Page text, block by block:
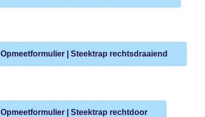
Opmeetformulier | Steektrap rechtsdraaiend
Opmeetformulier | Steektrap rechtdoor